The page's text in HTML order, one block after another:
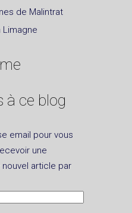
de Malintrat
Limagne
à ce blog
email pour vous
une
article par